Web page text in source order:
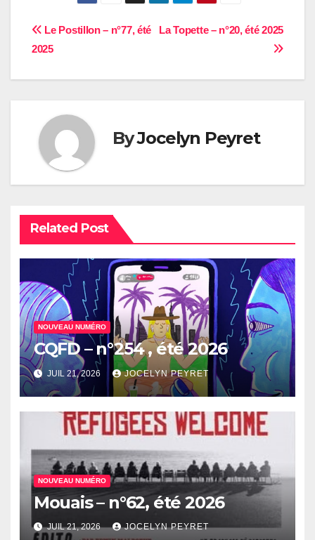
Navigation
La Topette – n°20, été 2025
Le Postillon – n°77, été
2025
ByJocelyn Peyret
Related Post
NOUVEAU NUMÉRO
CQFD – n°254 , été 2026
JUIL 21, 2026 JOCELYN PEYRET
NOUVEAU NUMÉRO
Mouais – n°62, été 2026
JUIL 21, 2026 JOCELYN PEYRET